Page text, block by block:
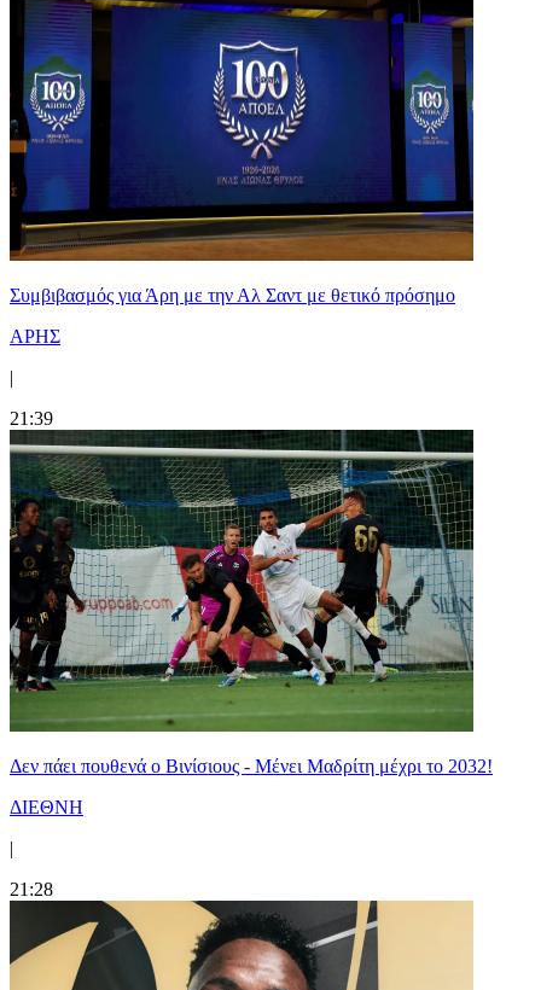
Συμβιβασμός για Άρη με την Αλ Σαντ με θετικό πρόσημο
ΑΡΗΣ
|
21:39
Δεν πάει πουθενά ο Βινίσιους - Μένει Μαδρίτη μέχρι το 2032!
ΔΙΕΘΝΗ
|
21:28